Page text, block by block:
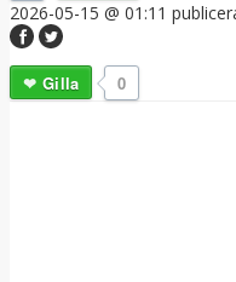
2026-05-15 @ 01:11
0
Gilla